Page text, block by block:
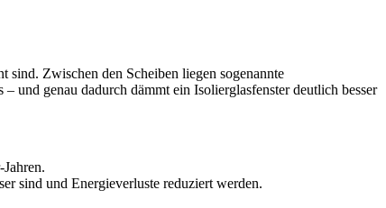
sind. Zwischen den Scheiben liegen sogenannte
und genau dadurch dämmt ein Isolierglasfenster deutlich besser
sind und Energieverluste reduziert werden.